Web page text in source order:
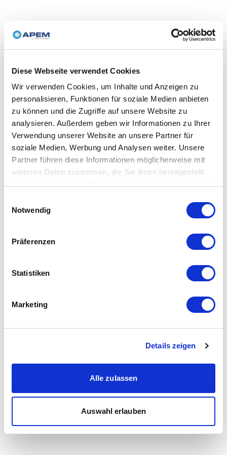
Diese Webseite verwendet Cookies
Wir verwenden Cookies, um Inhalte und Anzeigen zu
personalisieren, Funktionen für soziale Medien anbieten
zu können und die Zugriffe auf unsere Website zu
analysieren. Außerdem geben wir Informationen zu Ihrer
Verwendung unserer Website an unsere Partner für
soziale Medien, Werbung und Analysen weiter. Unsere
Partner führen diese Informationen möglicherweise mit
weiteren Daten zusammen, die Sie ihnen bereitgestellt
Notwendig
Präferenzen
Statistiken
Marketing
Details zeigen
Alle zulassen
Auswahl erlauben